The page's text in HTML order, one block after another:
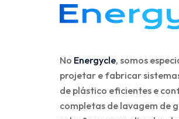
No Energycle, somos
projetar e fabricar
de plástico eficientes e
completas de lavagem de